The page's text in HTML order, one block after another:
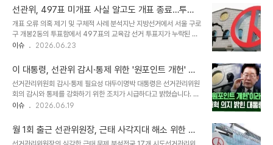
오류들은 선거 결과의 정확성에 대한 의문을 제기하고 있..
에는 선거관리위원회 사무실과 관련자들의 자택이 포함됩니다. 수사
본부는 투표용지 관리 및 배포 과정에서의 위법 행위 여부를 집중적으
로 조사할 예정입니다. 관련 증거 확보를 위해 신속하고 철저한 수사가
이루어집니다. 향후 수사 방향 및 전망이번 압수수색을 통해 확보된 자
료를 바탕으로 본격적인 수사가 진행될 것입니다. 관계자들에 대한 소
국민적 신뢰를 회복하는 것이 최우선 과..
선관위, 497표 미개표 사실 알고도 개표 종료…투표
자 민의 무시 논란
개표 오류 의혹 제기 및 구체적 사례 분석지난 지방선거에서 서울 구로
구 개봉2동의 투표함에서 497표의 교육감 선거 투표지가 누락된 사
실이 확인되었습니다. 이는 서울시장 선거 투표수와 교육감 선거 투표
차 거치지 않은 채 누락되었음이 밝혀졌습니다. 선관위의 안일한 대처
와 책임 소재서울시선관위는 개표 과정에서 투표자 수의 오차를 인지
했음에도 불구하고, 정확한 원인 규명 없이 개표 절차를 임의로 종료했
습니다. 선거 다음 날이 되어서야 운반용 바구니에 담긴 채 개표되지
않은 497표를 CCTV 확인을 통해 뒤늦게 발견했습니다. 중앙선관
확인되었습니다. 미개표 사태의 파..
이슈 2026.06.23
이 대통령, 선관위 감시·통제 위한 '원포인트 개헌' 제
안 및 발의 의사 표명
선거관리위원회 감시·통제 필요성 대두이명박 대통령은 선거관리위원
회의 감시와 통제를 강화하기 위한 조치가 시급하다고 밝혔습니다. 이
를 위해 필요하다면 원포인트 개헌까지도 추진할 수 있다는 의지를 표
음을 시사했습니다. 개헌 추진 절차 및 예상되는 논란대통령의 발언은
선거 과정의 공정성 확보를 위한 제도 개선의 필요성을 강조하는 것으
이슈 2026.06.19
월 1회 출근 선관위원장, 근태 사각지대 해소 위한 개
혁 시급